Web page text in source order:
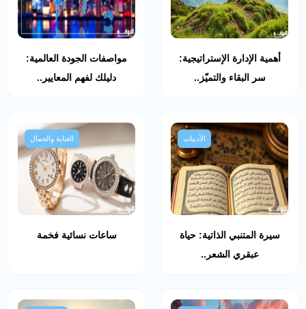
أهمية الإدارة الإستراتيجية:
سر البقاء والتميّز..
مواصفات الجودة العالمية:
دليلك لفهم المعايير..
الأدبيات
سيرة المتنبي الذاتية: حياة
عبقري الشعر..
العناية والجمال
ساعات نسائية فخمة